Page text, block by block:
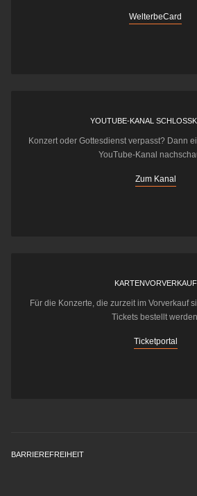
WelterbeCard
YOUTUBE-KANAL
Konzert oder Gottesdienst verpasst? Dann
YouTube-Kanal
Zum Kanal
KARTENVORVERKAUF
Für die Konzerte, die zurzeit im Vorverkauf
Tickets bestellt
Ticketportal
BARRIEREFREIHEIT